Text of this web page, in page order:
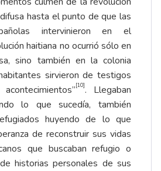
hasta el punto de que las
intervinieron en el
haitiana no ocurrió sólo en
sino también en la colonia
sirvieron de testigos
[10]. Llegaban
lo que sucedía, también
huyendo de lo que
de reconstruir sus vidas
que buscaban refugio o
historias personales de sus